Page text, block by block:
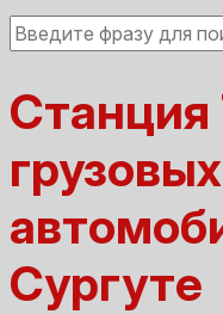
грузовых
Сургуте